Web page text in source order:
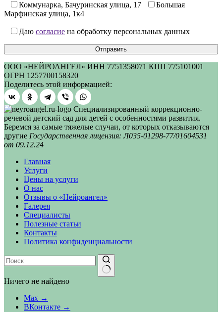
Коммунарка, Бачуринская улица, 17
Большая
Марфинская улица, 1к4
Даю согласие на обработку персональных данных
ООО «НЕЙРОАНГЕЛ» ИНН 7751358071 КПП 775101001
ОГРН 1257700158320
Поделитесь этой информацией:
Специализированный коррекционно-
речевой детский сад для детей с особенностями развития.
Беремся за самые тяжелые случаи, от которых отказываются
другие Государственная лицензия: Л035-01298-77/01604531
от 09.12.24
Главная
Услуги
Цены на услуги
О нас
Отзывы о «Нейроангел»
Галерея
Специалисты
Полезные статьи
Контакты
Политика конфиденциальности
Ничего не найдено
Max →
ВКонтакте →